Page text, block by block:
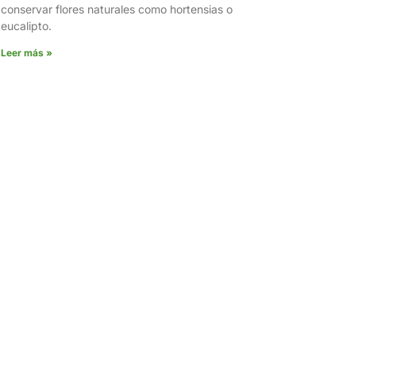
conservar flores naturales como hortensias o
eucalipto.
Leer más »